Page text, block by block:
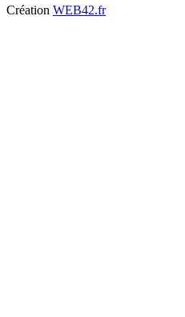
Création WEB42.fr